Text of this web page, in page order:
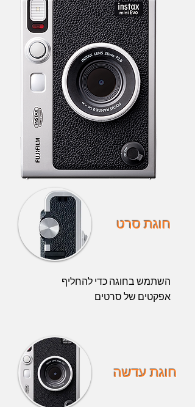
חוגת סרט
השתמש בחוגה כדי להחליף
אפקטים של סרטים
חוגת עדשה